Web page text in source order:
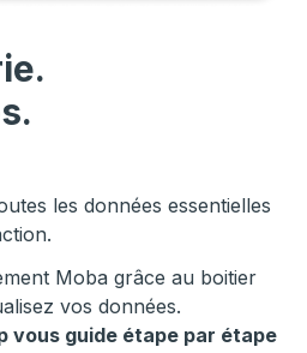
les données essentielles
Moba grâce au boitier
vos données.
vous guide étape par étape